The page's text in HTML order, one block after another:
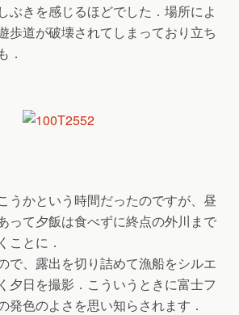
ぶきを感じるほどでした．場所によ
歩道が破壊されてしまっており立ち
．
うかという時間だったのですが、昼
って夕飯は食べずに終点の外川まで
ことに．
で、露出を切り詰めて漁船をシルエ
夕日を撮影．こういうときに富士フ
発色のよさを思い知らされます．